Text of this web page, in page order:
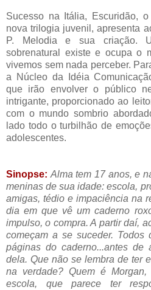
Sucesso na Itália, Escuridão,
nova trilogia juvenil, apresenta
P. Melodia e sua criação.
sobrenatural existe e ocupa o
vivemos sem nada perceber.
a Núcleo da Idéia
que irão envolver o público
intrigante, proporcionado ao
com o mundo sombrio
lado todo o turbilhão de
adolescentes.
Sinopse: Alma tem 17 anos, e
meninas de sua idade: escola,
amigas, tédio e impaciência na
dia em que vê um caderno
impulso, o compra. A partir daí,
começam a se suceder. Todos
páginas do caderno...antes de
dela. Que não se lembra de ter
na verdade? Quem é
escola, que parece ter